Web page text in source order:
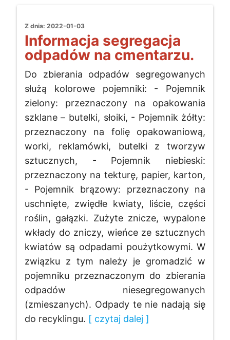
Z dnia: 2022-01-03
Informacja segregacja
odpadów na cmentarzu.
Do zbierania odpadów segregowanych
służą kolorowe pojemniki: - Pojemnik
zielony: przeznaczony na opakowania
szklane – butelki, słoiki, - Pojemnik żółty:
przeznaczony na folię opakowaniową,
worki, reklamówki, butelki z tworzyw
sztucznych, - Pojemnik niebieski:
przeznaczony na tekturę, papier, karton,
- Pojemnik brązowy: przeznaczony na
uschnięte, zwiędłe kwiaty, liście, części
roślin, gałązki. Zużyte znicze, wypalone
wkłady do zniczy, wieńce ze sztucznych
kwiatów są odpadami poużytkowymi. W
związku z tym należy je gromadzić w
pojemniku przeznaczonym do zbierania
odpadów niesegregowanych
(zmieszanych). Odpady te nie nadają się
do recyklingu. [ czytaj dalej ]